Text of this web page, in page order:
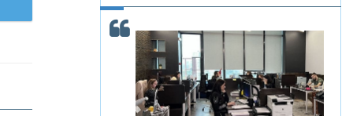
КОНТАКТЫ
Скорость - один из главных трендов в
кредитовании бизнеса - «Интервью»